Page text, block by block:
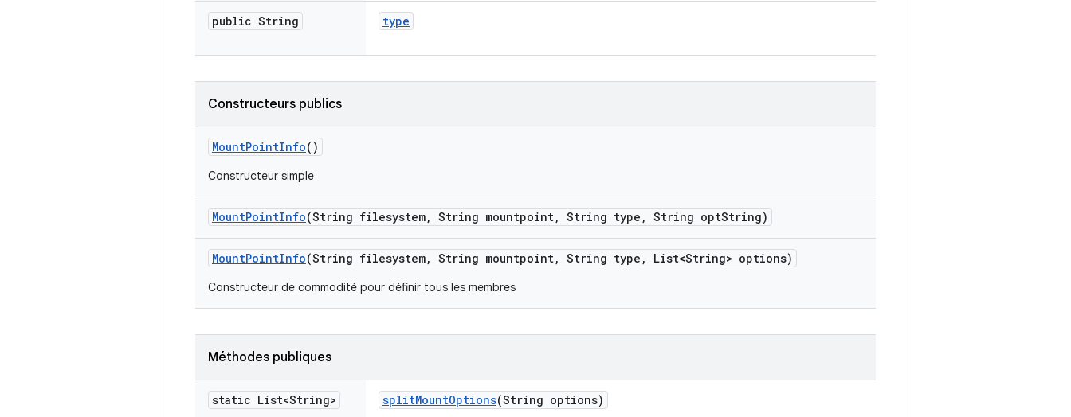
public String type
Constructeurs publics
MountPointInfo()
Constructeur simple
MountPointInfo(String filesystem, String mountpoint, String type , String optString)
MountPointInfo(String filesystem, String mountpoint, String type , List<String> options)
Constructeur de commodité pour définir tous les membres
Méthodes publiques
static List<String> splitMountOptions(String options)